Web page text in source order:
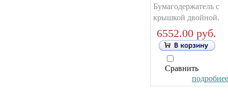
Бумагодержатель с
крышкой двойной.
6552.00 руб.
Сравнить